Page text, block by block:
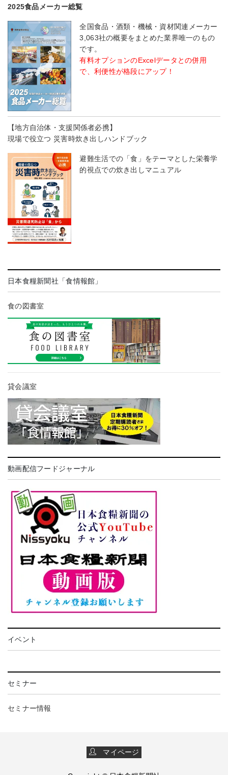
2025食品メーカー総覧
全国食品・酒類・機械・資材関連メーカー
3,063社の概要をまとめた業界唯一のもの
です。
有料オプションのExcelデータとの併用
で、利便性が格段にアップ！
【地方自治体・支援関係者必携】
現場で役立つ 災害時炊き出しハンドブック
避難生活での「食」をテーマとした栄養学
的視点での炊き出しマニュアル
日本食糧新聞社「食情報館」
食の図書室
貸会議室
動画配信フードジャーナル
イベント
セミナー
セミナー情報
マイページ